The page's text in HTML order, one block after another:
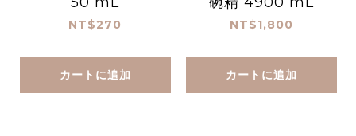
NT$270
カートに追加
NT$1,800
カートに追加